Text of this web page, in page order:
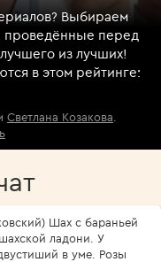
Выбираем
проведённые перед
из лучших!
в этом рейтинге:
Светлана Козакова
Шах с бараньей
ладони. У
в уме. Розы